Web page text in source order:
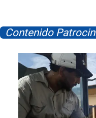
Contenido